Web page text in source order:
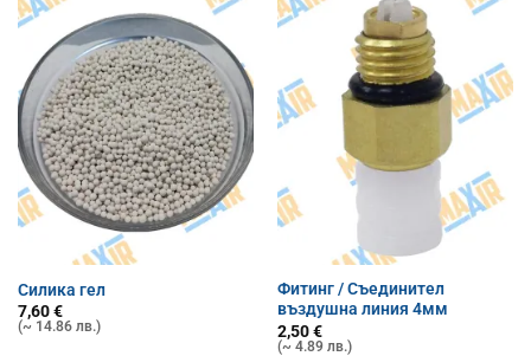
Силика гел
7,60€
(~ 14.86 лв.)
Фитинг / Съединител
въздушна линия 4мм
2,50€
(~ 4.89 лв.)